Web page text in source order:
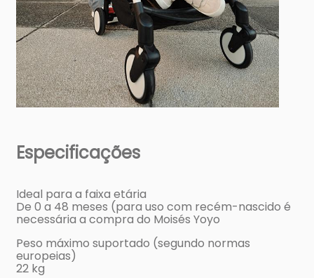
Especificações
Ideal para a faixa etária
De 0 a 48 meses (para uso com recém-nascido é
necessária a compra do Moisés Yoyo
Peso máximo suportado (segundo normas
europeias)
22 kg